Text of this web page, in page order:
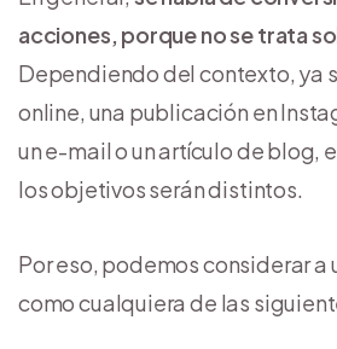
acciones, porque no se trata
Dependiendo del contexto, ya
online, una publicación en
un e-mail o un artículo de blog,
los objetivos serán distintos.
Por eso, podemos considerar a
como cualquiera de las